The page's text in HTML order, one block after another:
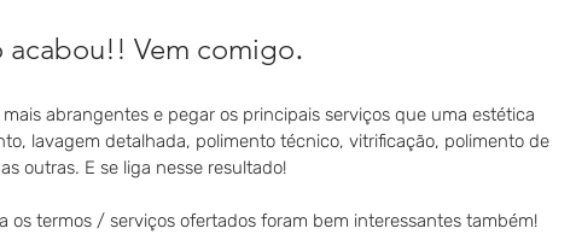
acabou!! Vem comigo.
abrangentes e pegar os principais serviços que uma estética
lavagem detalhada, polimento técnico, vitrificação, polimento de
outras. E se liga nesse resultado!
os termos / serviços ofertados foram bem interessantes também!